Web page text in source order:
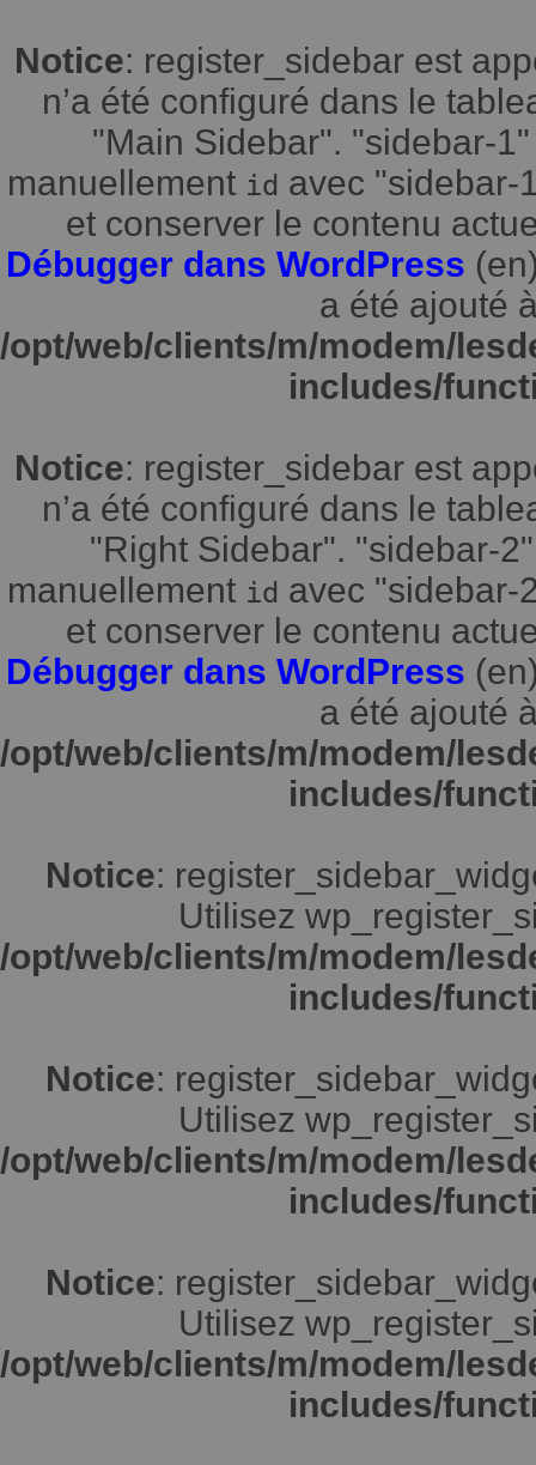
Notice: register_sidebar est
n’a été configuré dans le
"Main Sidebar". "sidebar-
manuellement id avec "sidebar-
et conserver le contenu
Débugger dans WordPress
a été ajouté
/opt/web/clients/m/modem/
includes/
Notice: register_sidebar est
n’a été configuré dans le
"Right Sidebar". "sidebar-
manuellement id avec "sidebar-
et conserver le contenu
Débugger dans WordPress
a été ajouté
/opt/web/clients/m/modem/
includes/
Notice:
Utilisez
/opt/web/clients/m/modem/
includes/
Notice:
Utilisez
/opt/web/clients/m/modem/
includes/
Notice:
Utilisez
/opt/web/clients/m/modem/
includes/